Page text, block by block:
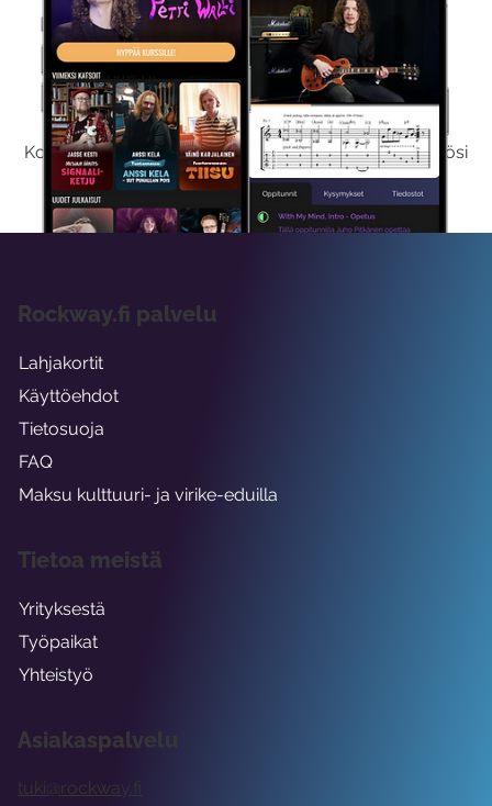
Kokeile Ilmaiseksi
Kokeilemalla ilmaiseksi saat koko sisältömme käyttöösi
viikon ajaksi.
Asiakaspalvelu
tuki@rockway.fi
Rockway.fi palvelu
Lahjakortit
Käyttöehdot
Tietosuoja
FAQ
Maksu kulttuuri- ja virike-eduilla
Tietoa meistä
Yrityksestä
Työpaikat
Yhteistyö